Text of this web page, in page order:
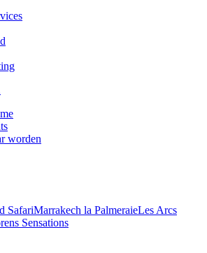
worden
SafariMarrakech la PalmeraieLes Arcs
Sensations